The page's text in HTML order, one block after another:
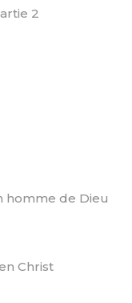
2
homme de Dieu
Christ